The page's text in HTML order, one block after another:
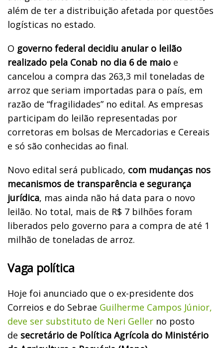
além de ter a distribuição afetada por questões
logísticas no estado.
O governo federal decidiu anular o leilão
realizado pela Conab no dia 6 de maio e
cancelou a compra das 263,3 mil toneladas de
arroz que seriam importadas para o país, em
razão de “fragilidades” no edital. As empresas
participam do leilão representadas por
corretoras em bolsas de Mercadorias e Cereais
e só são conhecidas ao final.
Novo edital será publicado, com mudanças nos
mecanismos de transparência e segurança
jurídica, mas ainda não há data para o novo
leilão. No total, mais de R$ 7 bilhões foram
liberados pelo governo para a compra de até 1
milhão de toneladas de arroz.
Vaga política
Hoje foi anunciado que o ex-presidente dos
Correios e do Sebrae Guilherme Campos Júnior,
deve ser substituto de Neri Geller no posto
de secretário de Política Agrícola do Ministério